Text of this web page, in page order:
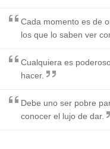
Cada momento es de
los que lo saben ver
Cualquiera es
hacer.
Debe uno ser pobre
conocer el lujo de dar.